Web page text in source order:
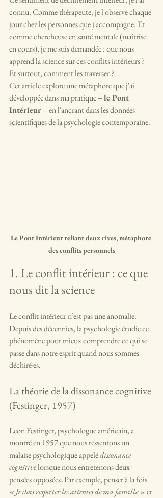
connu. Comme thérapeute, je l'observe chaque
jour chez les personnes que j'accompagne. Et
comme chercheuse en santé mentale (maîtrise
en cours), je me suis demandée : que nous
apprend la science sur ces conflits intérieurs ?
Et surtout, comment les traverser ?
Cet article explore une métaphore que j'ai
développée dans ma pratique – le Pont
Intérieur – en l'ancrant dans les données
scientifiques de la psychologie contemporaine.
Le Pont Intérieur reliant deux rives, métaphore
des conflits personnels
1. Le conflit intérieur : ce que
nous dit la science
Le conflit intérieur n’est pas une anomalie.
Depuis des décennies, la psychologie étudie ce
phénomène pour mieux comprendre ce qui se
passe dans notre esprit quand nous sommes
déchiré·es.
La théorie de la dissonance cognitive
(Festinger, 1957)
Leon Festinger, psychologue américain, a
montré en 1957 que nous ressentons un
malaise psychologique appelé dissonance
cognitive lorsque nous entretenons deux
pensées opposées. Par exemple, penser à la fois
« Je dois respecter les attentes de ma famille » et